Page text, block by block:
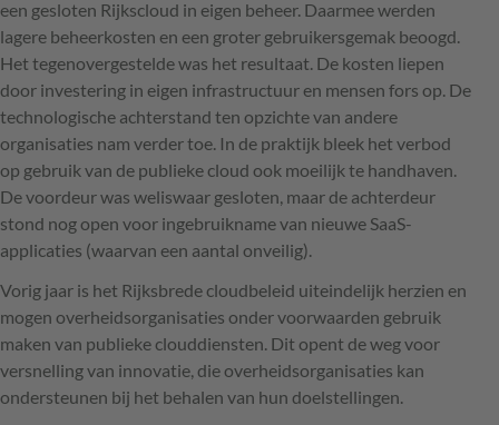
een gesloten Rijkscloud in eigen beheer. Daarmee werden
lagere beheerkosten en een groter gebruikersgemak beoogd.
Het tegenovergestelde was het resultaat. De kosten liepen
door investering in eigen infrastructuur en mensen fors op. De
technologische achterstand ten opzichte van andere
organisaties nam verder toe. In de praktijk bleek het verbod
op gebruik van de publieke cloud ook moeilijk te handhaven.
De voordeur was weliswaar gesloten, maar de achterdeur
stond nog open voor ingebruikname van nieuwe SaaS-
applicaties (waarvan een aantal onveilig).
Vorig jaar is het Rijksbrede cloudbeleid uiteindelijk herzien en
mogen overheidsorganisaties onder voorwaarden gebruik
maken van publieke clouddiensten. Dit opent de weg voor
versnelling van innovatie, die overheidsorganisaties kan
ondersteunen bij het behalen van hun doelstellingen.